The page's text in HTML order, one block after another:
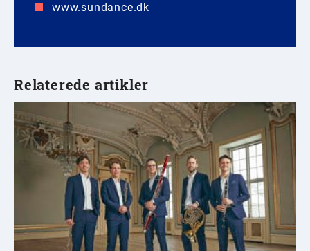
www.sundance.dk
Relaterede artikler